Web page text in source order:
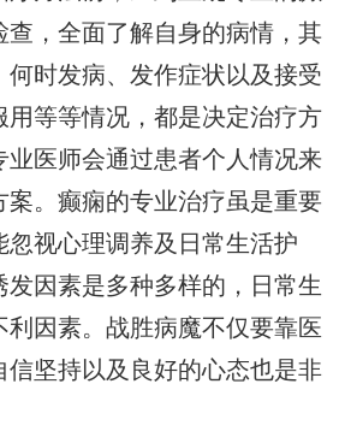
查，全面了解自身的病情，其
何时发病、发作症状以及接受
用等等情况，都是决定治疗方
业医师会通过患者个人情况来
案。癫痫的专业治疗虽是重要
忽视心理调养及日常生活护
发因素是多种多样的，日常生
利因素。战胜病魔不仅要靠医
信坚持以及良好的心态也是非